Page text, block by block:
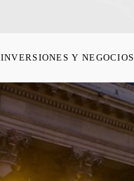
INVERSIONES Y NEGOCIOS